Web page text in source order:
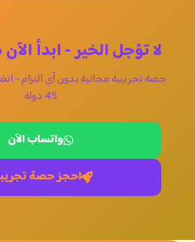
لا تؤجل الخير - ابدأ
45 دولة
واتساب الآن
احجز حصة